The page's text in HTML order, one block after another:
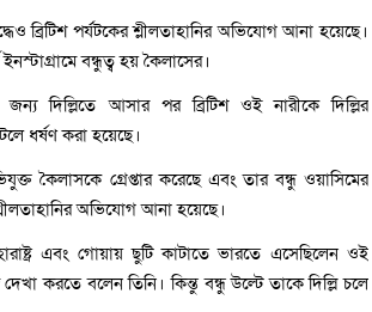
ব্রিটিশ পর্যটকের শ্লীলতাহানির অভিযোগ আনা হয়েছে।
বন্ধুত্ব হয় কৈলাসের।
দিল্লিতে আসার পর ব্রিটিশ ওই নারীকে দিল্লির
ধর্ষণ করা হয়েছে।
কৈলাসকে গ্রেপ্তার করেছে এবং তার বন্ধু ওয়াসিমের
অভিযোগ আনা হয়েছে।
এবং গোয়ায় ছুটি কাটাতে ভারতে এসেছিলেন ওই
করতে বলেন তিনি। কিন্তু বন্ধু উল্টে তাকে দিল্লি চলে